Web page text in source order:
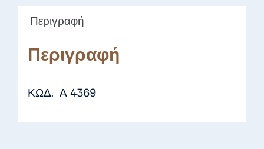
Περιγραφή
Περιγραφή
ΚΩΔ. Α 4369